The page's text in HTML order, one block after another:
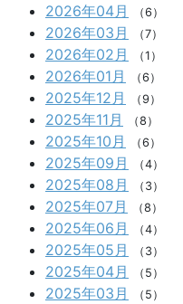
2026年04月 （6）
2026年03月 （7）
2026年02月 （1）
2026年01月 （6）
2025年12月 （9）
2025年11月 （8）
2025年10月 （6）
2025年09月 （4）
2025年08月 （3）
2025年07月 （8）
2025年06月 （4）
2025年05月 （3）
2025年04月 （5）
2025年03月 （5）